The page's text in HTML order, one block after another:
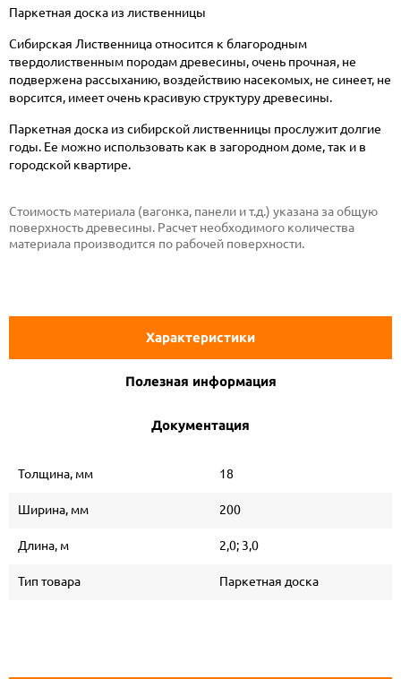
Паркетная доска из лиственницы
Сибирская Лиственница относится к благородным
твердолиственным породам древесины, очень прочная, не
подвержена рассыханию, воздействию насекомых, не синеет, не
ворсится, имеет очень красивую структуру древесины.
Паркетная доска из сибирской лиственницы прослужит долгие
годы. Ее можно использовать как в загородном доме, так и в
городской квартире.
Стоимость материала (вагонка, панели и т.д.) указана за общую
поверхность древесины. Расчет необходимого количества
материала производится по рабочей поверхности.
Характеристики
Полезная информация
Документация
Толщина, мм 18
Ширина, мм 200
Длина, м 2,0; 3,0
Тип товара Паркетная доска